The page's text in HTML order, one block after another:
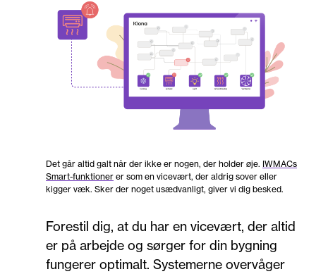
Det går altid galt når der ikke er nogen, der holder øje. IWMACs
Smart-funktioner er som en vicevært, der aldrig sover eller
kigger væk. Sker der noget usædvanligt, giver vi dig besked.
Forestil dig, at du har en vicevært, der altid
er på arbejde og sørger for din bygning
fungerer optimalt. Systemerne overvåger